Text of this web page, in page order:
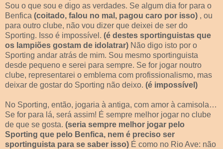
Sou o que sou e digo as verdades. Se algum dia for para o
Benfica (coitado, falou no mal, pagou caro por isso) , ou
para outro clube, não vou dizer que deixei de ser do
Sporting. Isso é impossível. (é destes sportinguistas que
os lampiões gostam de idolatrar) Não digo isto por o
Sporting andar atrás de mim. Sou mesmo sportinguista
desde pequeno e serei para sempre. Se for jogar noutro
clube, representarei o emblema com profissionalismo, mas
deixar de gostar do Sporting não deixo. (é impossível)
No Sporting, então, jogaria à antiga, com amor à camisola…
Se for para lá, será assim! É sempre melhor jogar no clube
de que se gosta. (seria sempre melhor jogar pelo
Sporting que pelo Benfica, nem é preciso ser
sportinguista para se saber isso) É como no Rio Ave: não